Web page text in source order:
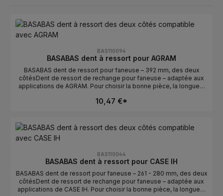
BAS110094
BASABAS dent à ressort pour AGRAM
BASABAS dent de ressort pour faneuse – 392 mm, des deux
côtésDent de ressort de rechange pour faneuse – adaptée aux
applications de AGRAM. Pour choisir la bonne pièce, la longueur
rapide en cas de dents usées ou cassées.Données
sélectionComparer avec l’ancienne pièce : la longueur et la
courbure/l’orientation doivent correspondre.Vérifier
gauche/droite : des deux côtés détermine la position de
10,47 €*
BAS110044
BASABAS dent à ressort pour CASE IH
BASABAS dent de ressort pour faneuse – 261 - 280 mm, des deux
côtésDent de ressort de rechange pour faneuse – adaptée aux
applications de CASE IH. Pour choisir la bonne pièce, la longueur